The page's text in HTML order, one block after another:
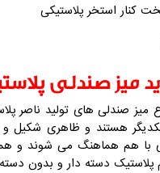
کنار استخر پلاستیکی
میز صندلی
میز صندلی های تولید ناصر
هستند و ظاهری شکیل و
با هم هماهنگ می شوند و
پلاستیک دسته دار و بدون